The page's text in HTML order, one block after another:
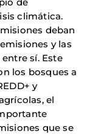
climática.
deban
y las
sí. Este
los bosques a
y
el
que se